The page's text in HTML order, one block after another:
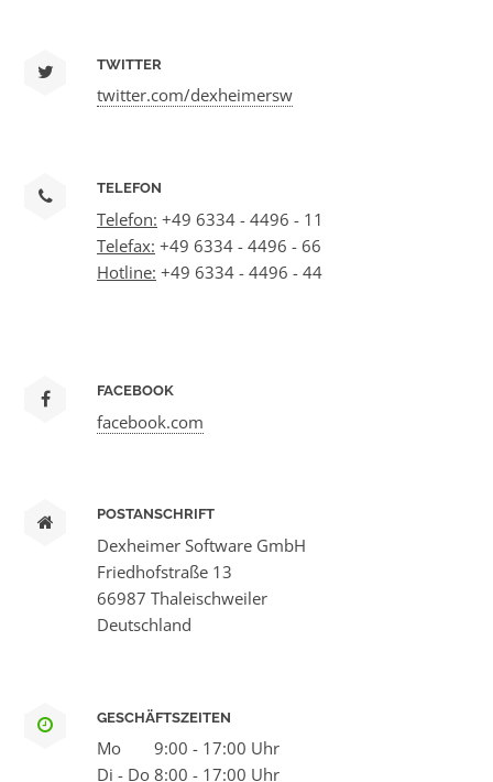
TWITTER
twitter.com/dexheimersw
TELEFON
Telefon: +49 6334 - 4496 - 11
Telefax: +49 6334 - 4496 - 66
Hotline: +49 6334 - 4496 - 44
FACEBOOK
facebook.com
POSTANSCHRIFT
Dexheimer Software GmbH
Friedhofstraße 13
66987 Thaleischweiler
Deutschland
GESCHÄFTSZEITEN
Mo
Di - Do
9:00 - 17:00 Uhr
8:00 - 17:00 Uhr